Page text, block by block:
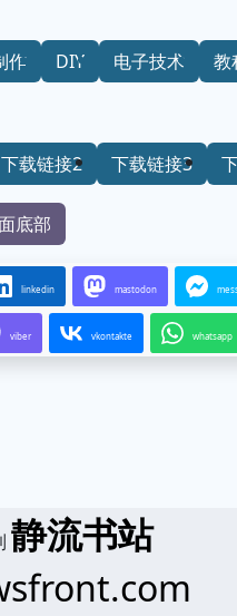
作 DIY 电子技术
教
下载链接2 下载链接3
底部
linkedin mastodon
viber vkontakte whatsapp
静流书站